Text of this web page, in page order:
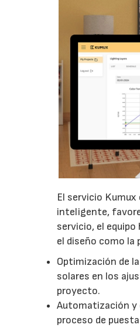
El servicio
inteligente,
servicio, el
el diseño como la
Optimización de
solares en los
proyecto.
Automatización y
proceso de